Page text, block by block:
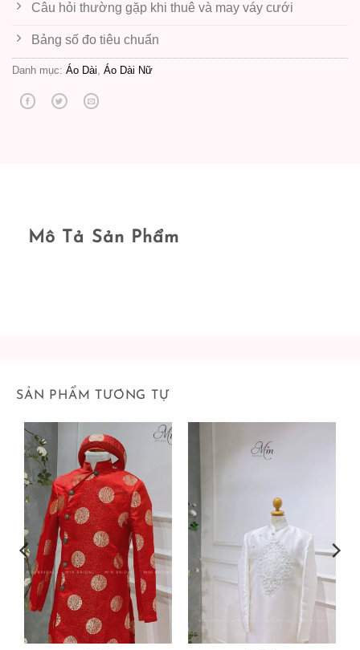
Câu hỏi thường gặp khi thuê và may váy cưới
Bảng số đo tiêu chuẩn
Danh mục: Áo Dài, Áo Dài Nữ
Mô Tả Sản Phẩm
SẢN PHẨM TƯƠNG TỰ